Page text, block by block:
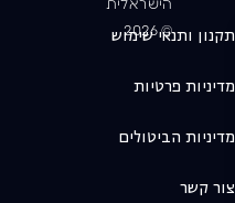
הישראלית
© 2026
תקנון ותנאי שימוש
מדיניות פרטיות
מדיניות הביטולים
צור קשר